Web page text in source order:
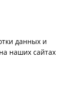
данных и
наших сайтах